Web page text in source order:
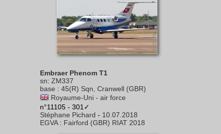
Embraer Phenom T1
sn: ZM337
base : 45(R) Sqn, Cranwell (GBR)
Royaume-Uni - air force
n°11105 - 301✓
Stéphane Pichard - 10.07.2018
EGVA: Fairford (GBR) RIAT 2018